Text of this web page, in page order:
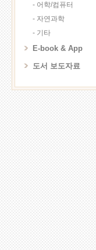
- 어학/컴퓨터
- 자연과학
- 기타
E-book & App
도서 보도자료